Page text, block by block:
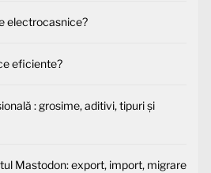
electrocasnice?
eficiente?
: grosime, aditivi, tipuri și
Mastodon: export, import, migrare